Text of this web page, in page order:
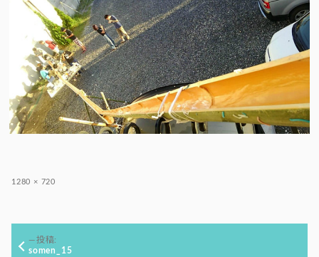
フ
イ
1280 × 720
投稿:
somen_15